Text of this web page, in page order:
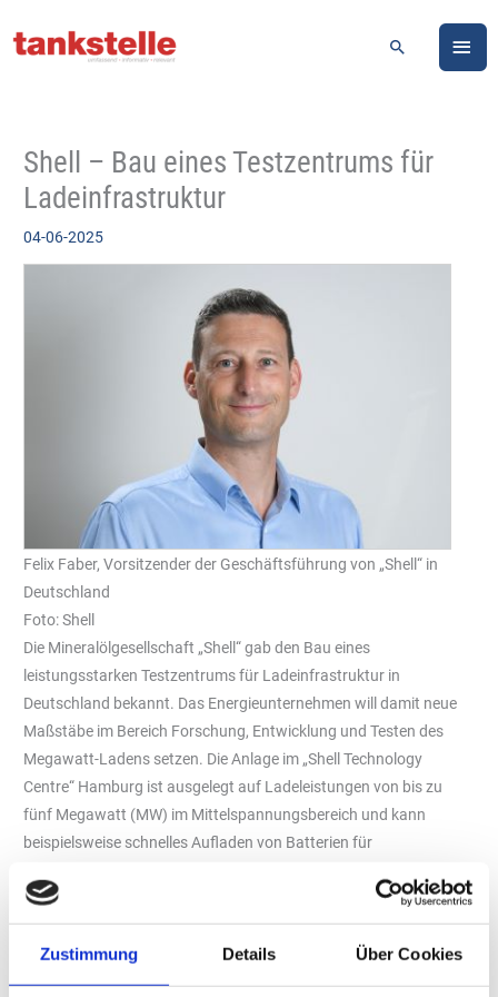
Zustimmung Details Über Cookies
Inhalt
Suchen
Shell – Bau eines Testzentrums für
Ladeinfrastruktur
04-06-2025
Felix Faber, Vorsitzender der Geschäftsführung von „Shell“ in
Deutschland
Foto: Shell
Die Mineralölgesellschaft „Shell“ gab den Bau eines
leistungsstarken Testzentrums für Ladeinfrastruktur in
Deutschland bekannt. Das Energieunternehmen will damit neue
Maßstäbe im Bereich Forschung, Entwicklung und Testen des
Megawatt-Ladens setzen. Die Anlage im „Shell Technology
Centre“ Hamburg ist ausgelegt auf Ladeleistungen von bis zu
fünf Megawatt (MW) im Mittelspannungsbereich und kann
beispielsweise schnelles Aufladen von Batterien für
Baufahrzeuge oder auch Schiffe mit Elektroantrieb unter
verschiedenen, mitunter extremen Klimabedingungen inklusive
des Zusammenspiels verschiedener Hard- und Software-
Komponenten auf Herz und Nieren prüfen. Ende 2025 sollen erste